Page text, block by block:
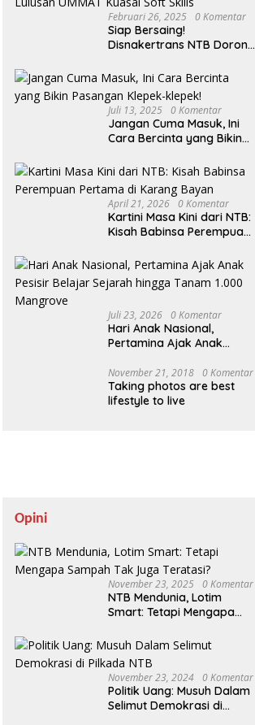
Februari 26, 2025 0 Komentar
Siap Bersaing!
Disnakertrans NTB Dorong
Soft Skills
Juli 13, 2025 0 Komentar
Jangan Cuma Masuk, Ini
Cara Bercinta yang Bikin
April 21, 2026 0 Komentar
Kartini Masa Kini dari NTB:
Kisah Babinsa Perempuan
Juli 23, 2026 0 Komentar
Hari Anak Nasional,
Pertamina Ajak Anak
hingga Tanam 1.000
Mangrove
November 21, 2018 0 Komentar
Taking photos are best
lifestyle to live
Opini
November 23, 2025 0 Komentar
NTB Mendunia, Lotim
Smart: Tetapi Mengapa
Teratasi?
November 23, 2024 0 Komentar
Politik Uang: Musuh Dalam
Selimut Demokrasi di